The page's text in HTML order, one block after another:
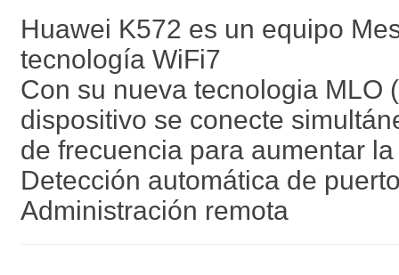
Huawei K572 es un equipo
tecnología WiFi7
Con su nueva tecnologia MLO
dispositivo se conecte
de frecuencia para aumentar
Detección automática de
Administración remota